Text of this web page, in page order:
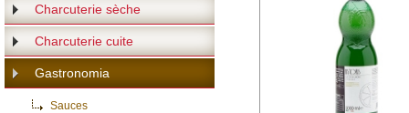
Charcuterie sèche
Charcuterie cuite
Gastronomia
Sauces